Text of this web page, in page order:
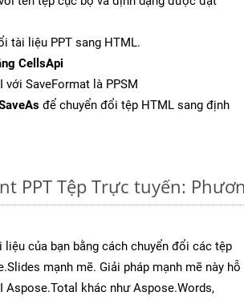
tài liệu PPT sang HTML.
CellsApi
với SaveFormat là PPSM
để chuyển đổi tệp HTML sang định
PPT Tệp Trực tuyến:
của bạn bằng cách chuyển đổi các tệp
mạnh mẽ. Giải pháp mạnh mẽ này hỗ
khác như Aspose.Words,